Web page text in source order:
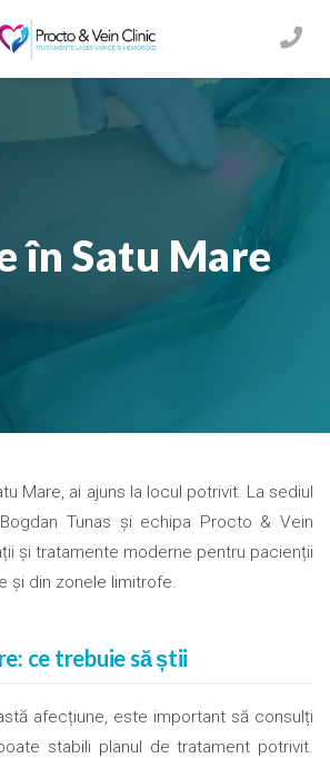
în Satu Mare
Mare, ai ajuns la locul potrivit. La sediul
Tunas și echipa Procto & Vein
și tratamente moderne pentru pacienții
și din zonele limitrofe.
ce trebuie să știi
afecțiune, este important să consulți
stabili planul de tratament potrivit.